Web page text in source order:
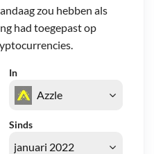
zou hebben als
had toegepast op
In
Sinds